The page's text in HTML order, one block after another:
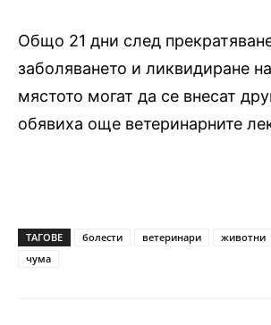
Общо 21 дни след
заболяването и ликвидиране
мястото могат да се внесат
обявиха още ветеринарните
ТАГОВЕ болести ветеринари животни
чума